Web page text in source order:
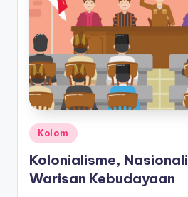
Posted
in
Kolom
Kolonialisme,
Warisan Kebudayaan